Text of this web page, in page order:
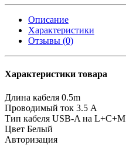
Описание
Характеристики
Отзывы (0)
Характеристики товара
Длина кабеля 0.5m
Проводимый ток 3.5 A
Тип кабеля USB-A на L+C+M
Цвет Белый
Авторизация